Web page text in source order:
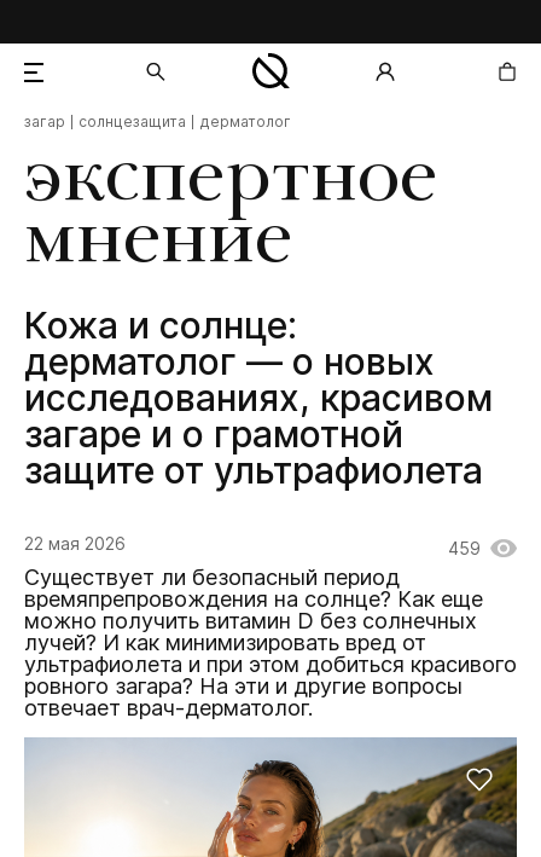
экспертное
мнение
Кожа и солнце:
дерматолог — о новых
исследованиях, красивом
загаре и о грамотной
защите от ультрафиолета
загар солнцезащита дерматолог
22 мая 2026 459
Существует ли безопасный период
времяпрепровождения на солнце? Как еще
можно получить витамин D без солнечных
лучей? И как минимизировать вред от
ультрафиолета и при этом добиться красивого
ровного загара? На эти и другие вопросы
отвечает врач-дерматолог.